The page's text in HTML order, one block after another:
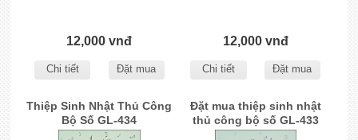
12,000 vnđ
Chi tiết Đặt mua
12,000 vnđ
Chi tiết Đặt mua
Thiệp Sinh Nhật Thủ Công
Bộ Số GL-434
Đặt mua thiệp sinh nhật
thủ công bộ số GL-433